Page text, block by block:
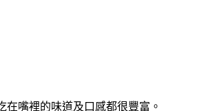
嘴裡的味道及口感都很豐富。